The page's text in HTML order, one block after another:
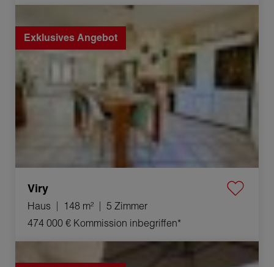
Exklusives Angebot
Viry
Haus 148 m²
5 Zimmer
474 000 € Kommission inbegriffen*